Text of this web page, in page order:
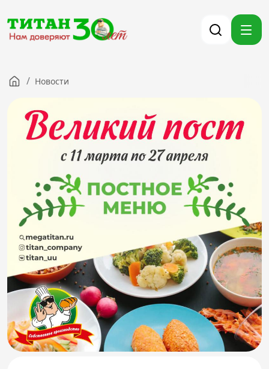
Партнерам
Тендеры
Вакансии
Контакты
Версия для слабовидящих
8 (3012) 411-099
Телефон доверия
/ Новости